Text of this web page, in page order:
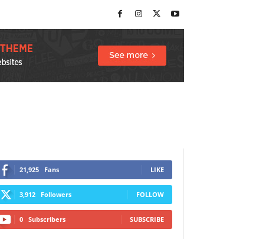
21,925 Fans LIKE
3,912 Followers FOLLOW
0 Subscribers SUBSCRIBE